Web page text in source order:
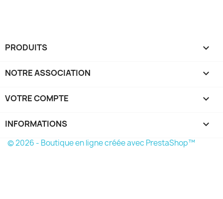
PRODUITS 
NOTRE ASSOCIATION 
VOTRE COMPTE 
INFORMATIONS keyboard_arrow_down
© 2026 - Boutique en ligne créée avec PrestaShop™